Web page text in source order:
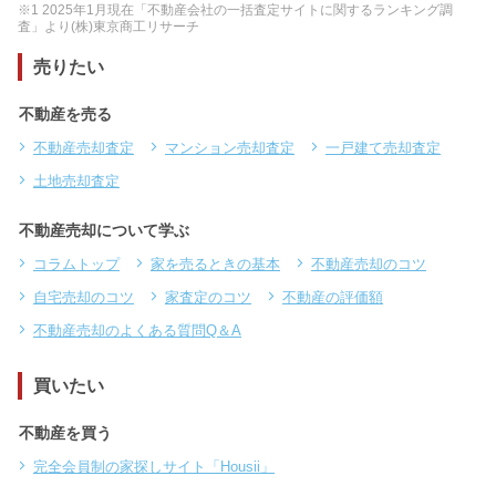
※1 2025年1月現在「不動産会社の一括査定サイトに関するランキング調
査」より(株)東京商工リサーチ
売りたい
不動産を売る
不動産売却査定 マンション売却査定
一戸建て売却査定
土地売却査定
不動産売却について学ぶ
コラムトップ 家を売るときの基本
不動産売却のコツ
自宅売却のコツ
家査定のコツ
不動産の評価額
不動産売却のよくある質問Q＆A
買いたい
不動産を買う
完全会員制の家探しサイト「Housii」